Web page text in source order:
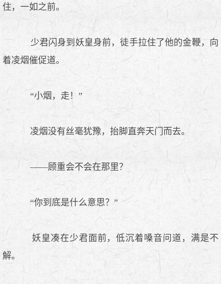
住，一如之前。
少君闪身到妖皇身前，徒手拉住了他的金鞭，向
着凌烟催促道。
“小烟，走！”
凌烟没有丝毫犹豫，抬脚直奔天门而去。
——顾重会不会在那里？
“你到底是什么意思？”
妖皇凑在少君面前，低沉着嗓音问道，满是不
解。